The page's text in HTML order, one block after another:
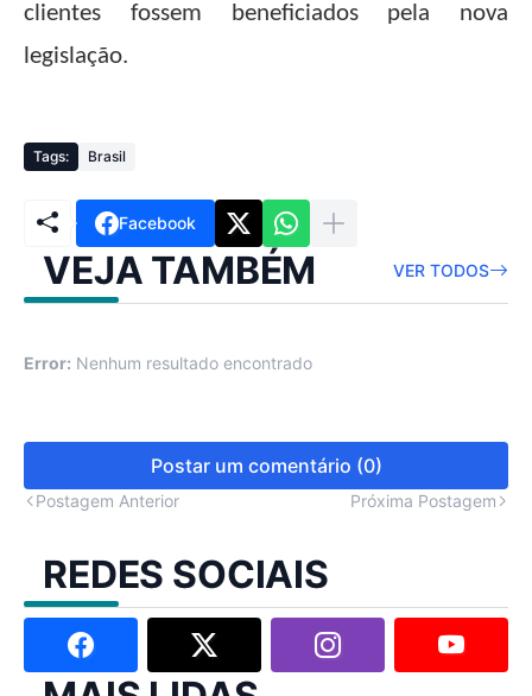
clientes fossem beneficiados pela nova
legislação.
Tags: Brasil
Facebook
VEJA TAMBÉM VER TODOS
Error: Nenhum resultado encontrado
Postar um comentário (0)
Postagem Anterior Próxima Postagem
REDES SOCIAIS